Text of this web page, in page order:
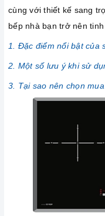
cùng với thiết kế sang
bếp nhà bạn trở nên
1. Đặc điểm nổi bật của
2. Một số lưu ý khi sử
3. Tại sao nên chọn